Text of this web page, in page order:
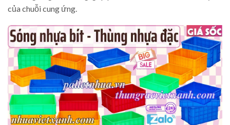
của chuỗi cung ứng.